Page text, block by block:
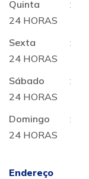
Quinta
:
24 HORAS
Sexta
:
24 HORAS
Sábado
:
24 HORAS
Domingo
:
24 HORAS
Endereço